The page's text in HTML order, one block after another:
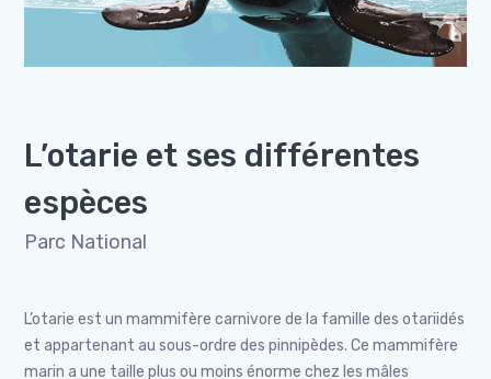
L’otarie et ses différentes
espèces
Parc National
L’otarie est un mammifère carnivore de la famille des otariidés
et appartenant au sous-ordre des pinnipèdes. Ce mammifère
marin a une taille plus ou moins énorme chez les mâles